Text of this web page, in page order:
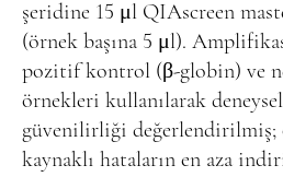
şeridine 15 μl QIAscreen
(örnek başına 5 μl).
pozitif kontrol (β-globin) ve
örnekleri kullanılarak
güvenilirliği değerlendirilmiş;
kaynaklı hataların en aza